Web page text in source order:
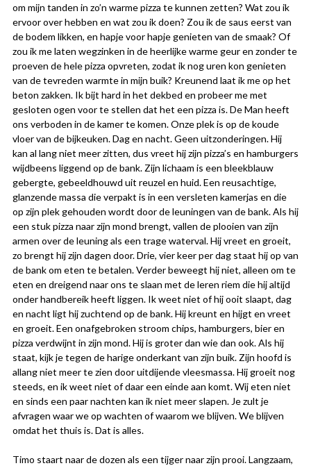
om mijn tanden in zo’n warme pizza te kunnen zetten? Wat zou ik
ervoor over hebben en wat zou ik doen? Zou ik de saus eerst van
de bodem likken, en hapje voor hapje genieten van de smaak? Of
zou ik me laten wegzinken in de heerlijke warme geur en zonder te
proeven de hele pizza opvreten, zodat ik nog uren kon genieten
van de tevreden warmte in mijn buik? Kreunend laat ik me op het
beton zakken. Ik bijt hard in het dekbed en probeer me met
gesloten ogen voor te stellen dat het een pizza is. De Man heeft
ons verboden in de kamer te komen. Onze plek is op de koude
vloer van de bijkeuken. Dag en nacht. Geen uitzonderingen. Hij
kan al lang niet meer zitten, dus vreet hij zijn pizza’s en hamburgers
wijdbeens liggend op de bank. Zijn lichaam is een bleekblauw
gebergte, gebeeldhouwd uit reuzel en huid. Een reusachtige,
glanzende massa die verpakt is in een versleten kamerjas en die
op zijn plek gehouden wordt door de leuningen van de bank. Als hij
een stuk pizza naar zijn mond brengt, vallen de plooien van zijn
armen over de leuning als een trage waterval. Hij vreet en groeit,
zo brengt hij zijn dagen door. Drie, vier keer per dag staat hij op van
de bank om eten te betalen. Verder beweegt hij niet, alleen om te
eten en dreigend naar ons te slaan met de leren riem die hij altijd
onder handbereik heeft liggen. Ik weet niet of hij ooit slaapt, dag
en nacht ligt hij zuchtend op de bank. Hij kreunt en hijgt en vreet
en groeit. Een onafgebroken stroom chips, hamburgers, bier en
pizza verdwijnt in zijn mond. Hij is groter dan wie dan ook. Als hij
staat, kijk je tegen de harige onderkant van zijn buik. Zijn hoofd is
allang niet meer te zien door uitdijende vleesmassa. Hij groeit nog
steeds, en ik weet niet of daar een einde aan komt. Wij eten niet
en sinds een paar nachten kan ik niet meer slapen. Je zult je
afvragen waar we op wachten of waarom we blijven. We blijven
omdat het thuis is. Dat is alles.
Timo staart naar de dozen als een tijger naar zijn prooi. Langzaam,